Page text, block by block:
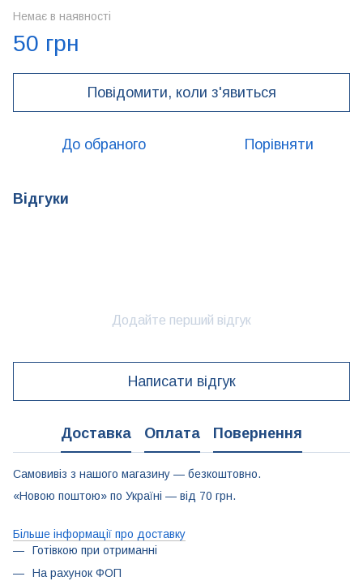
Немає в наявності
50 грн
Повідомити, коли з'явиться
До обраного Порівняти
Відгуки
Додайте перший відгук
Написати відгук
Доставка Оплата Повернення
Самовивіз з нашого магазину — безкоштовно.
«Новою поштою» по Україні — від 70 грн.
Більше інформації про доставку
Готівкою при отриманні
На рахунок ФОП